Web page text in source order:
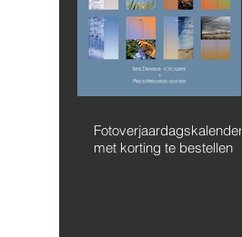
Fotoverjaardagskalender
met korting te bestellen